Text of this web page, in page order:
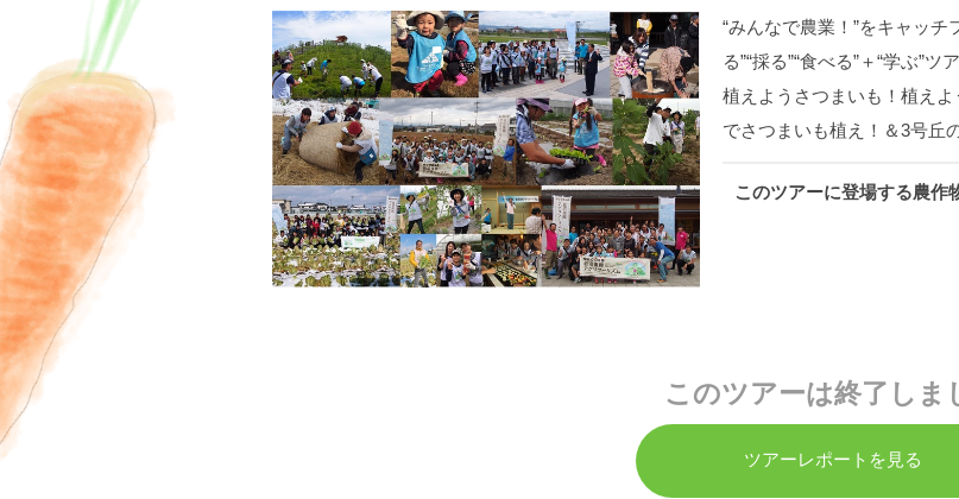
“みんなで農業！”をキャッチ
る”“採る”“食べる”＋“学ぶ”
植えようさつまいも！植え
でさつまいも植え！＆3号丘
このツアーに登場する農作
このツアーは終了しま
ツアーレポートを見る